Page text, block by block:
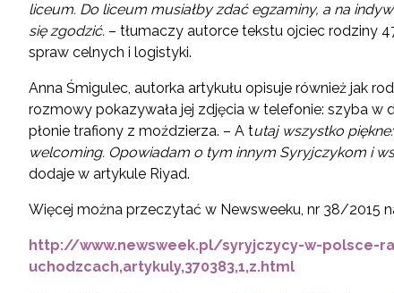
liceum. Do liceum musiałby zdać egzaminy, a na
się zgodzić. – tłumaczy autorce tekstu ojciec rodziny
spraw celnych i logistyki.
Anna Śmigulec, autorka artykułu opisuje również jak
rozmowy pokazywała jej zdjęcia w telefonie: szyba w
płonie trafiony z moździerza. – A tutaj wszystko
welcoming. Opowiadam o tym innym Syryjczykom i
dodaje w artykule Riyad.
Więcej można przeczytać w Newsweeku, nr 38/2015
http://www.newsweek.pl/syryjczycy-w-polsce-
uchodzcach,artykuly,370383,1,z.html